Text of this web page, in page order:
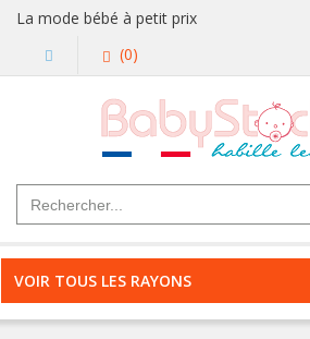
La mode bébé à petit prix
(0)
VOIR TOUS LES RAYONS